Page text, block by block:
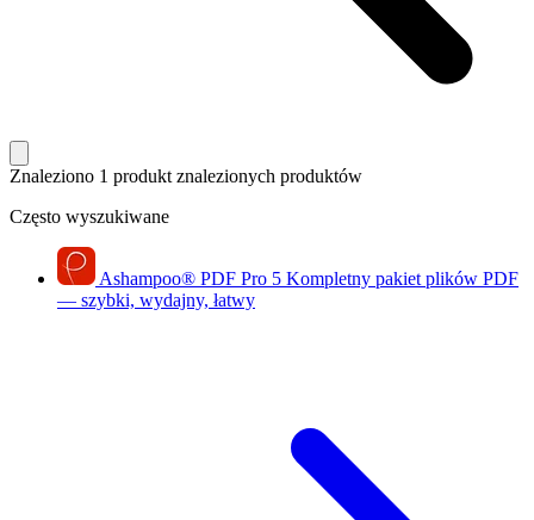
Znaleziono 1 produkt znalezionych produktów
Często wyszukiwane
Ashampoo® PDF Pro 5 Kompletny pakiet plików PDF
— szybki, wydajny, łatwy